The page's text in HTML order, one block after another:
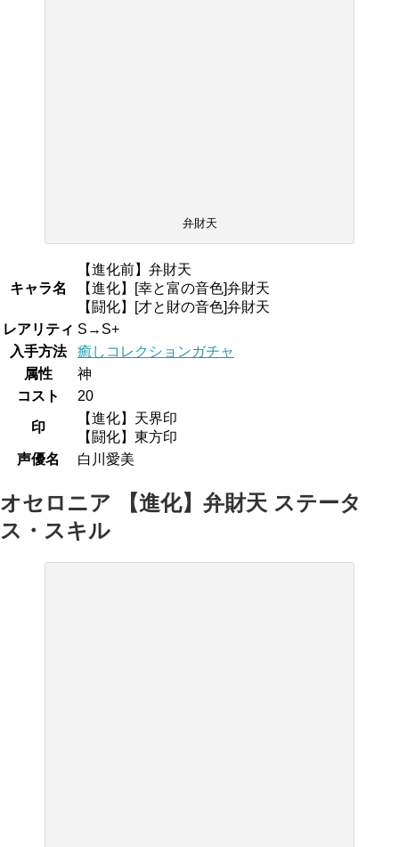
弁財天
キャラ名
【進化前】弁財天
【進化】[幸と富の音色]弁財天
【闘化】[才と財の音色]弁財天
レアリティ S→S+
入手方法
癒しコレクションガチャ
属性
神
コスト
20
印
【進化】天界印
【闘化】東方印
声優名
白川愛美
オセロニア 【進化】弁財天 ステータ
ス・スキル